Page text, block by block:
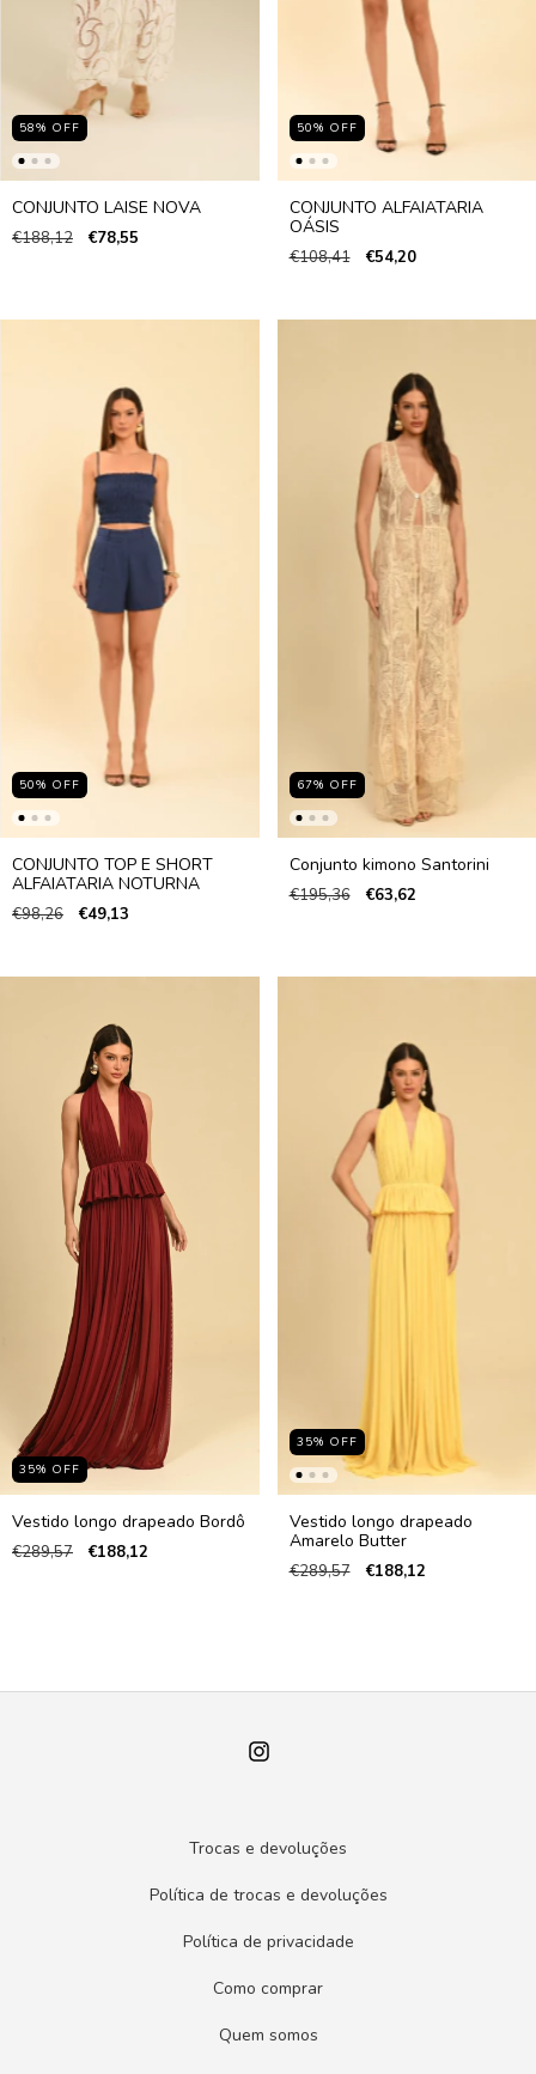
58% OFF
CONJUNTO LAISE NOVA
€188,12 €78,55
50% OFF
CONJUNTO ALFAIATARIA
OÁSIS
€108,41 €54,20
50% OFF
CONJUNTO TOP E SHORT
ALFAIATARIA NOTURNA
€98,26 €49,13
67% OFF
Conjunto kimono Santorini
€195,36 €63,62
35% OFF
Vestido longo drapeado Bordô
€289,57 €188,12
35% OFF
Vestido longo drapeado
Amarelo Butter
€289,57 €188,12
Trocas e devoluções
Política de trocas e devoluções
Política de privacidade
Como comprar
Quem somos